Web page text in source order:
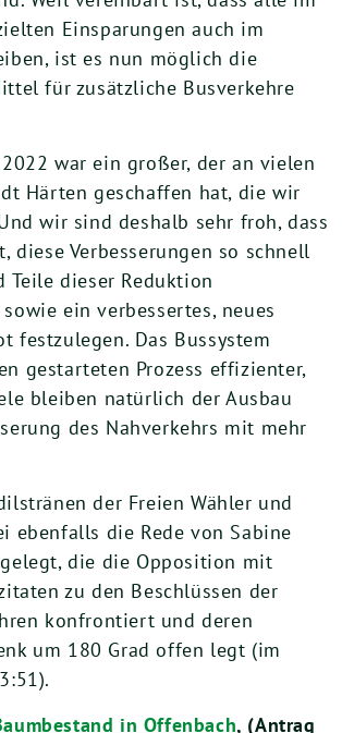
Einsparungen auch im
ist es nun möglich die
für zusätzliche Busverkehre
war ein großer, der an vielen
Härten geschaffen hat, die wir
wir sind deshalb sehr froh, dass
diese Verbesserungen so schnell
Teile dieser Reduktion
ein verbessertes, neues
festzulegen. Das Bussystem
gestarteten Prozess effizienter,
bleiben natürlich der Ausbau
des Nahverkehrs mit mehr
der Freien Wähler und
ebenfalls die Rede von Sabine
gelegt, die die Opposition mit
zu den Beschlüssen der
konfrontiert und deren
um 180 Grad offen legt (im
in Offenbach, (Antrag